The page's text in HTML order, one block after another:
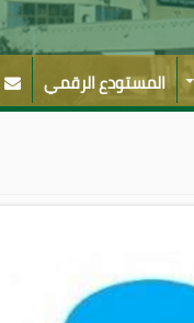
المستودع الرقمي